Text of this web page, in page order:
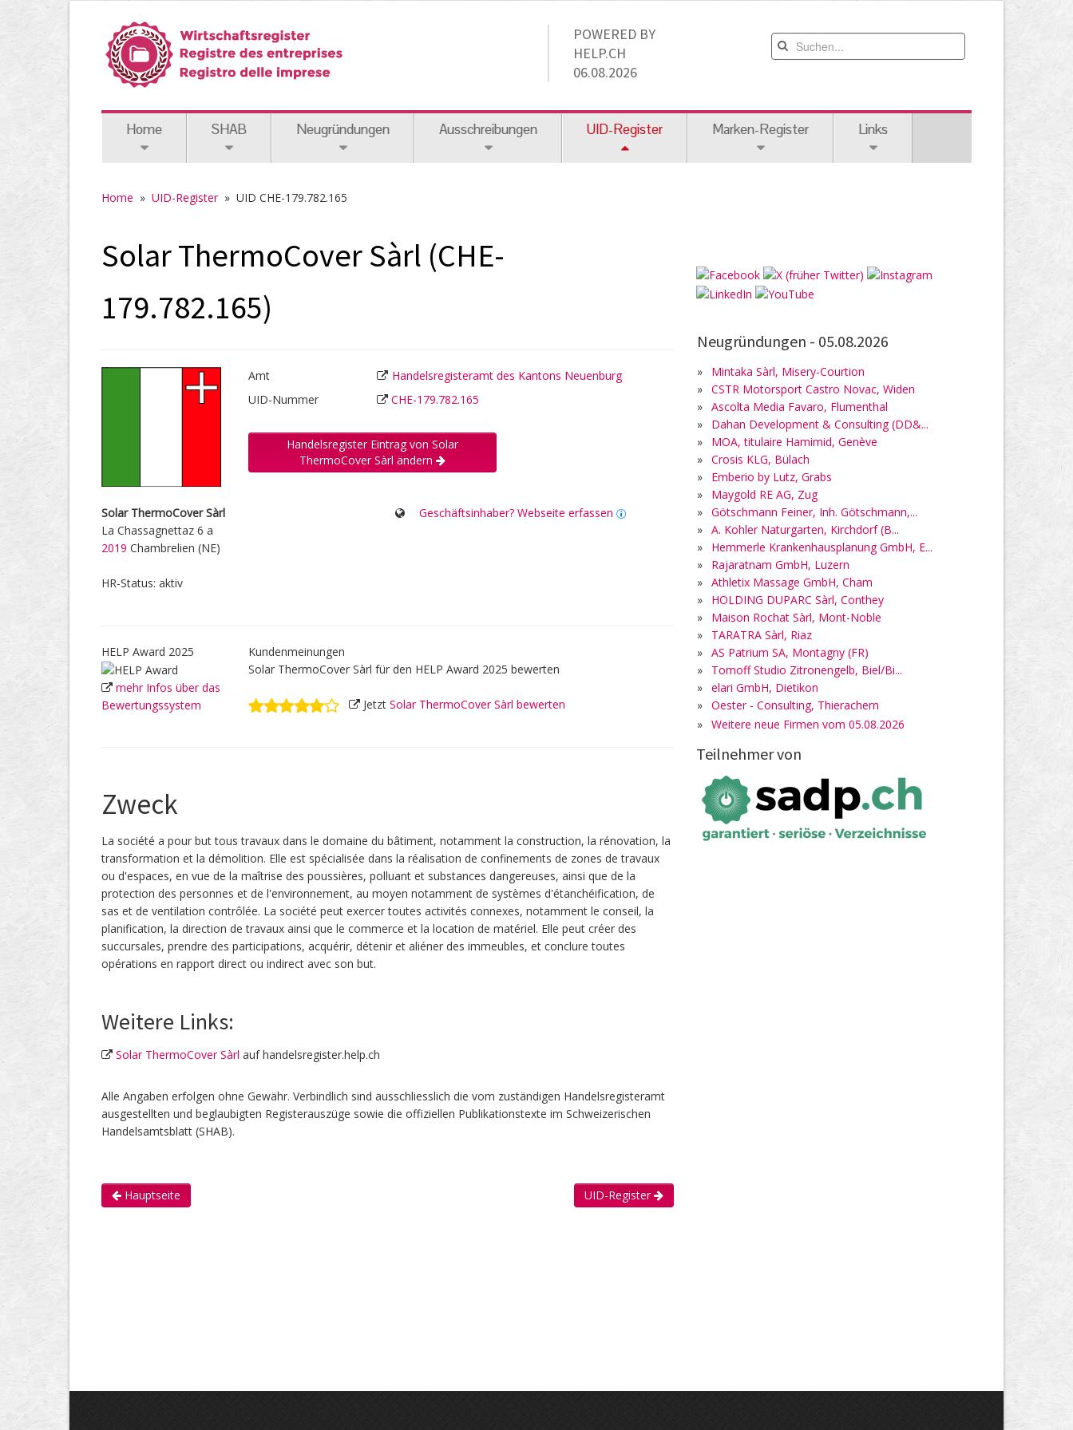
POWERED BY
HELP.CH
06.08.2026
Home SHAB Neugründungen Ausschreibungen UID-Register Marken-Register Links
Home » UID-Register» UID CHE-179.782.165
Solar ThermoCover Sàrl (CHE-
179.782.165)
Amt
Handelsregisteramt des Kantons Neuenburg
UID-Nummer
CHE-179.782.165
Handelsregister Eintrag von Solar
ThermoCover Sàrl ändern
Solar ThermoCover Sàrl
La Chassagnettaz 6 a
2019 Chambrelien (NE)
HR-Status: aktiv
Geschäftsinhaber? Webseite erfassen
HELP Award 2025
mehr Infos über das
Bewertungssystem
Kundenmeinungen
Solar ThermoCover Sàrl für den HELP Award 2025 bewerten
Jetzt Solar ThermoCover Sàrl bewerten
Zweck
La société a pour but tous travaux dans le domaine du bâtiment, notamment la construction, la rénovation, la
transformation et la démolition. Elle est spécialisée dans la réalisation de confinements de zones de travaux
ou d'espaces, en vue de la maîtrise des poussières, polluant et substances dangereuses, ainsi que de la
protection des personnes et de l'environnement, au moyen notamment de systèmes d'étanchéification, de
sas et de ventilation contrôlée. La société peut exercer toutes activités connexes, notamment le conseil, la
planification, la direction de travaux ainsi que le commerce et la location de matériel. Elle peut créer des
succursales, prendre des participations, acquérir, détenir et aliéner des immeubles, et conclure toutes
opérations en rapport direct ou indirect avec son but.
Weitere Links:
Solar ThermoCover Sàrl auf handelsregister.help.ch
Alle Angaben erfolgen ohne Gewähr. Verbindlich sind ausschliesslich die vom zuständigen Handelsregisteramt
ausgestellten und beglaubigten Registerauszüge sowie die offiziellen Publikationstexte im Schweizerischen
Handelsamtsblatt (SHAB).
Hauptseite UID-Register
Neugründungen - 05.08.2026
»
Mintaka Sàrl, Misery-Courtion
» CSTR Motorsport Castro Novac, Widen
» Ascolta Media Favaro, Flumenthal
»
Dahan Development & Consulting (DD&...
»
MOA, titulaire Hamimid, Genève
» Crosis KLG, Bülach
»
Emberio by Lutz, Grabs
»
Maygold RE AG, Zug
» Götschmann Feiner, Inh. Götschmann,...
» A. Kohler Naturgarten, Kirchdorf (B...
»
Hemmerle Krankenhausplanung GmbH, E...
»
Rajaratnam GmbH, Luzern
» Athletix Massage GmbH, Cham
»
HOLDING DUPARC Sàrl, Conthey
»
Maison Rochat Sàrl, Mont-Noble
»
TARATRA Sàrl, Riaz
» AS Patrium SA, Montagny (FR)
»
Tomoff Studio Zitronengelb, Biel/Bi...
» elari GmbH, Dietikon
» Oester - Consulting, Thierachern
» Weitere neue Firmen vom 05.08.2026
Teilnehmer von